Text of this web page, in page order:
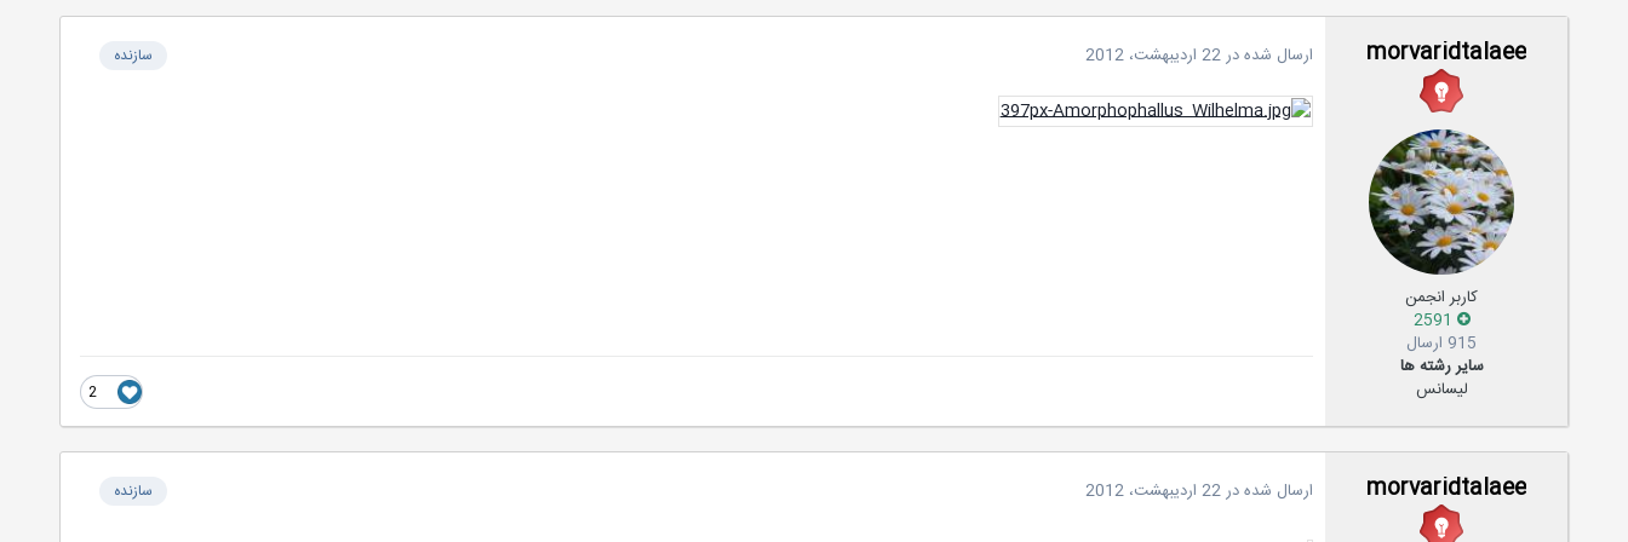
morvaridtalaee
کاربر انجمن
915 ارسال
سایر رشته ها
لیسانس
سازنده ارسال شده در22 اردیبهشت، 2012
2
morvaridtalaee سازنده ارسال شده در22 اردیبهشت، 2012